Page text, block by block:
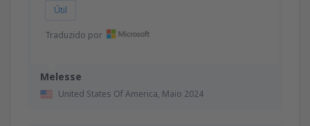
Melesse
United States Of America, Maio 2024
Útil
Traduzido por